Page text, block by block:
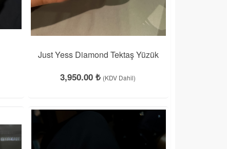
Just Yess Diamond Tektaş Yüzük
3,950.00 ₺ (KDV Dahil)